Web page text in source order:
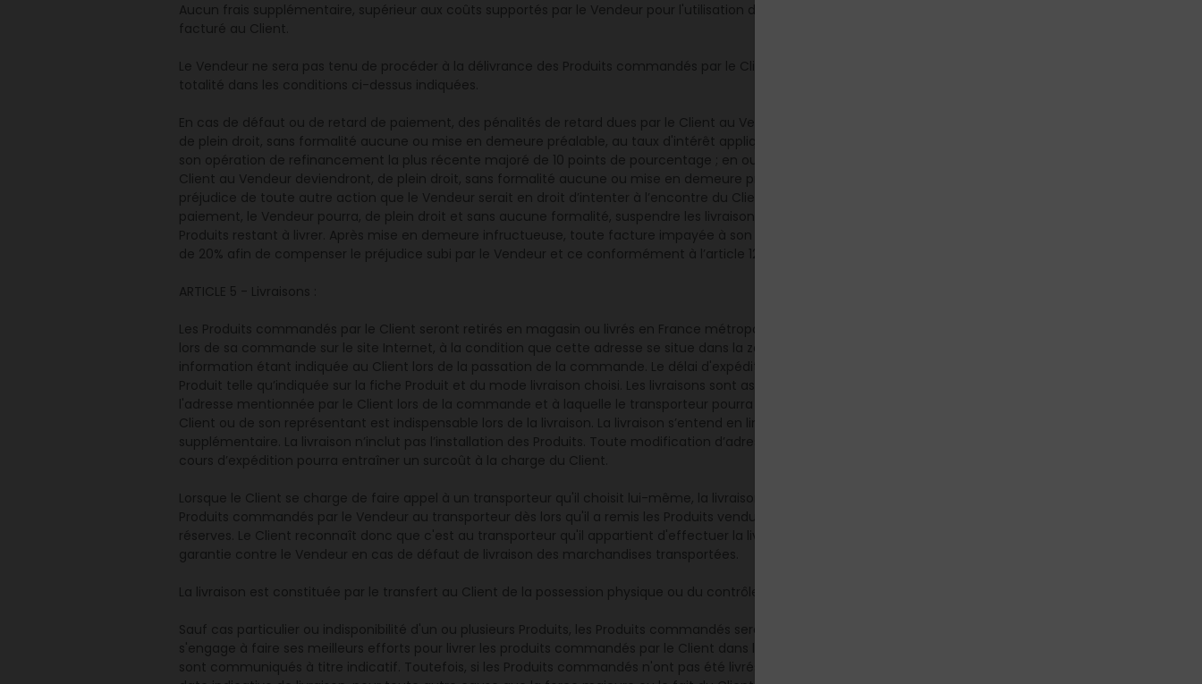
Aucun frais supplémentaire, supérieur aux coûts supportés par le Vendeur pour l'utilisation d'un moyen de paiement ne pourra être
facturé au Client.
Le Vendeur ne sera pas tenu de procéder à la délivrance des Produits commandés par le Client si celui-ci ne lui en paye pas le prix en
totalité dans les conditions ci-dessus indiquées.
En cas de défaut ou de retard de paiement, des pénalités de retard dues par le Client au Vendeur seront calculées automatiquement,
de plein droit, sans formalité aucune ou mise en demeure préalable, au taux d'intérêt appliqué par la Banque centrale européenne à
son opération de refinancement la plus récente majoré de 10 points de pourcentage ; en outre, l’intégralité des sommes dues par le
Client au Vendeur deviendront, de plein droit, sans formalité aucune ou mise en demeure préalable, immédiatement exigible, sans
préjudice de toute autre action que le Vendeur serait en droit d’intenter à l’encontre du Client. En cas de défaut ou de retard de
paiement, le Vendeur pourra, de plein droit et sans aucune formalité, suspendre les livraisons de Produits et résoudre la vente des
Produits restant à livrer. Après mise en demeure infructueuse, toute facture impayée à son échéance sera majorée forfaitairement,
de 20% afin de compenser le préjudice subi par le Vendeur et ce conformément à l’article 1231-5 du Code civil.
ARTICLE 5 - Livraisons :
Les Produits commandés par le Client seront retirés en magasin ou livrés en France métropolitaine, à l'adresse indiquée par le Client
lors de sa commande sur le site Internet, à la condition que cette adresse se situe dans la zone de livraison du Vendeur, cette
information étant indiquée au Client lors de la passation de la commande. Le délai d'expédition est fonction de la disponibilité du
Produit telle qu’indiquée sur la fiche Produit et du mode livraison choisi. Les livraisons sont assurées par un transporteur indépendant, à
l'adresse mentionnée par le Client lors de la commande et à laquelle le transporteur pourra facilement accéder. La présence du
Client ou de son représentant est indispensable lors de la livraison. La livraison s’entend en limite de propriété et sans manutention
supplémentaire. La livraison n’inclut pas l’installation des Produits. Toute modification d’adresse de livraison par le Client intervenant en
cours d’expédition pourra entraîner un surcoût à la charge du Client.
Lorsque le Client se charge de faire appel à un transporteur qu'il choisit lui-même, la livraison est réputée effectuée dès la remise des
Produits commandés par le Vendeur au transporteur dès lors qu'il a remis les Produits vendus au transporteur qui les a acceptés sans
réserves. Le Client reconnaît donc que c'est au transporteur qu'il appartient d'effectuer la livraison et ne dispose d'aucun recours en
garantie contre le Vendeur en cas de défaut de livraison des marchandises transportées.
La livraison est constituée par le transfert au Client de la possession physique ou du contrôle du Produit.
Sauf cas particulier ou indisponibilité d'un ou plusieurs Produits, les Produits commandés seront livrés en une seule fois. Le Vendeur
s'engage à faire ses meilleurs efforts pour livrer les produits commandés par le Client dans les délais ci-dessus précisés. Ces délais
sont communiqués à titre indicatif. Toutefois, si les Produits commandés n'ont pas été livrés dans un délai de quinze (15) jours après la